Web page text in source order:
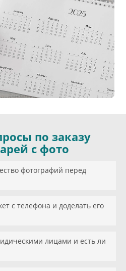
по заказу
с фото
фотографий перед
с телефона и доделать его
лицами и есть ли